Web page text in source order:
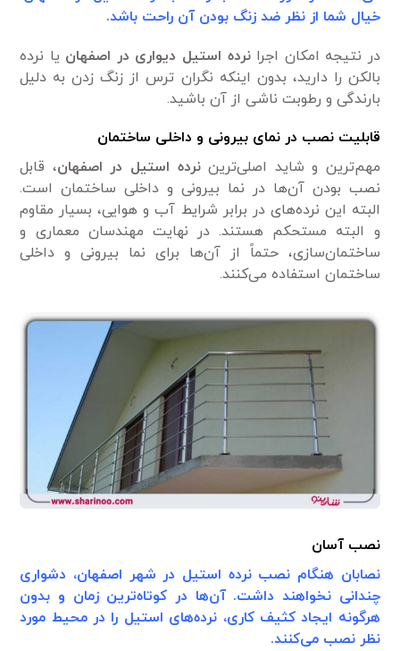
خیال شما از نظر ضد زنگ بودن آن راحت باشد.
در نتیجه امکان اجرانرده استیل دیواری در اصفهان یا نرده
بالکن را دارید، بدون اینکه نگران ترس از زنگ زدن به دلیل
بارندگی و رطوبت ناشی از آن باشید.
قابلیت نصب در نمای بیرونی و داخلی ساختمان
مهم‌ترین و شاید اصلی‌تریننرده استیل در اصفهان، قابل
نصب بودن آن‌ها در نما بیرونی و داخلی ساختمان است.
البته این نرده‌های در برابر شرایط آب و هوایی، بسیار مقاوم
و البته مستحکم هستند. در نهایت مهندسان معماری و
ساختمان‌سازی، حتماً از آن‌ها برای نما بیرونی و داخلی
ساختمان استفاده می‌کنند.
نصب آسان
نصابان هنگام نصب نرده استیل در شهر اصفهان، دشواری
چندانی نخواهند داشت. آن‌ها در کوتاه‌ترین زمان و بدون
هرگونه ایجاد کثیف کاری، نرده‌های استیل را در محیط مورد
نظر نصب می‌کنند.